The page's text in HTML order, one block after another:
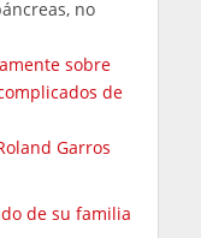
no
sobre
de
Garros
de su familia